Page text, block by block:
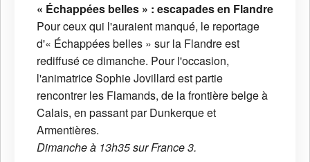
« Échappées belles » : escapades en Flandre
Pour ceux qui l'auraient manqué, le reportage
d'« Échappées belles » sur la Flandre est
rediffusé ce dimanche. Pour l'occasion,
l'animatrice Sophie Jovillard est partie
rencontrer les Flamands, de la frontière belge à
Calais, en passant par Dunkerque et
Armentières.
Dimanche à 13h35 sur France 3.